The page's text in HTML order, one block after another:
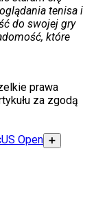
tenisa i
do swojej gry
które
prawa
za zgodą
US Open ➕